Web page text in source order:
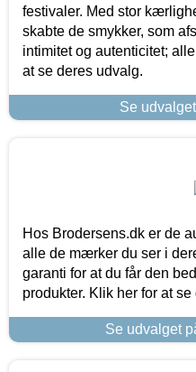
festivaler. Med stor
skabte de smykker, som
intimitet og autenticitet;
at se deres udvalg.
Se
Hos Brodersens.dk er de
alle de mærker du ser i
garanti for at du får den
produkter. Klik her for at
Se udvalget